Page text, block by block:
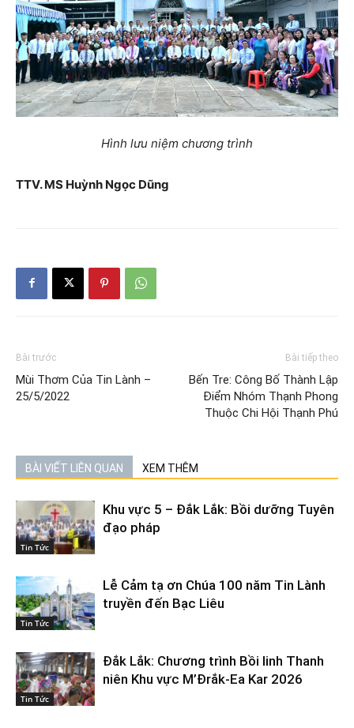
Hình lưu niệm chương trình
TTV. MS Huỳnh Ngọc Dũng
Bài trước
Mùi Thơm Của Tin Lành –
25/5/2022
Bài tiếp theo
Bến Tre: Công Bố Thành Lập
Điểm Nhóm Thạnh Phong
Thuộc Chi Hội Thạnh Phú
BÀI VIẾT LIÊN QUAN XEM THÊM
Tin Tức
Khu vực 5 – Đắk Lắk: Bồi dưỡng Tuyên
đạo pháp
Tin Tức
Lễ Cảm tạ ơn Chúa 100 năm Tin Lành
truyền đến Bạc Liêu
Tin Tức
Đắk Lắk: Chương trình Bồi linh Thanh
niên Khu vực M’Đrắk-Ea Kar 2026